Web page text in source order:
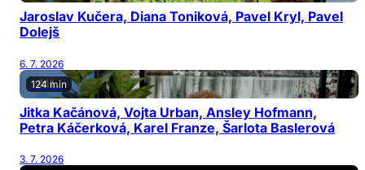
Jaroslav Kučera, Diana Toniková, Pavel Kryl, Pavel
Dolejš
6. 7. 2026
124 min
Jitka Kačánová, Vojta Urban, Ansley Hofmann,
Petra Káčerková, Karel Franze, Šarlota Baslerová
3. 7. 2026